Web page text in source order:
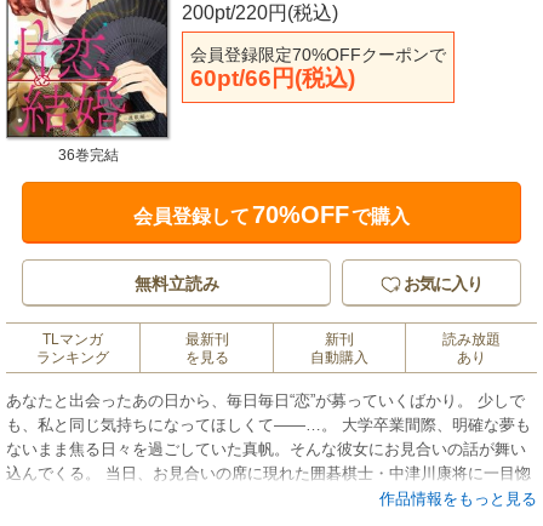
200pt/220円(税込)
会員登録限定70%OFFクーポンで
60pt/66円(税込)
36巻完結
会員登録して70%OFFで購入
無料立読み お気に入り
TLマンガ
ランキング
最新刊
を見る
新刊
自動購入
読み放題
あり
あなたと出会ったあの日から、毎日毎日“恋”が募っていくばかり。 少しで
も、私と同じ気持ちになってほしくて――…。 大学卒業間際、明確な夢も
ないまま焦る日々を過ごしていた真帆。そんな彼女にお見合いの話が舞い
込んでくる。 当日、お見合いの席に現れた囲碁棋士・中津川康将に一目惚
れした真帆は、10歳の年の差も気にせず「また会いたい」の一心で、康将
作品情報をもっと見る